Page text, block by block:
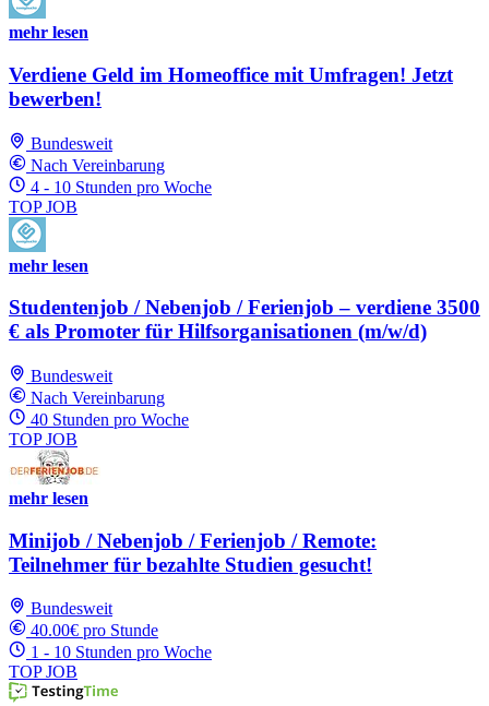
mehr lesen
Verdiene Geld im Homeoffice mit Umfragen! Jetzt
bewerben!
Bundesweit
Nach Vereinbarung
4 - 10 Stunden pro Woche
TOP JOB
mehr lesen
Studentenjob / Nebenjob / Ferienjob – verdiene 3500
€ als Promoter für Hilfsorganisationen (m/w/d)
Bundesweit
Nach Vereinbarung
40 Stunden pro Woche
TOP JOB
mehr lesen
Minijob / Nebenjob / Ferienjob / Remote:
Teilnehmer für bezahlte Studien gesucht!
Bundesweit
40.00€ pro Stunde
1 - 10 Stunden pro Woche
TOP JOB